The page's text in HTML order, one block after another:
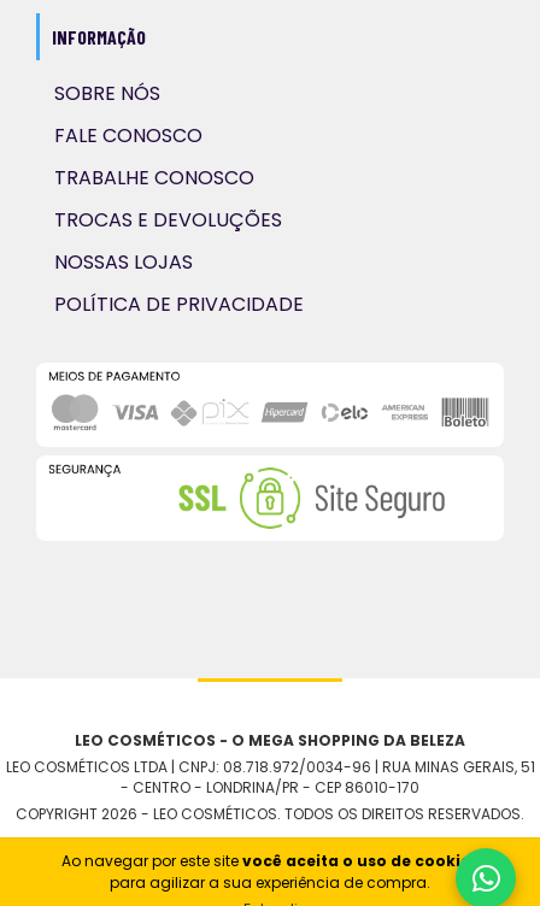
Ao navegar por este sitevocê aceita o uso de cookies
para agilizar a sua experiência de compra.
INFORMAÇÃO
SOBRE NÓS
FALE CONOSCO
TRABALHE CONOSCO
TROCAS E DEVOLUÇÕES
NOSSAS LOJAS
POLÍTICA DE PRIVACIDADE
LEO COSMÉTICOS - O MEGA SHOPPING DA BELEZA
LEO COSMÉTICOS LTDA | CNPJ: 08.718.972/0034-96 | RUA MINAS GERAIS, 51
- CENTRO - LONDRINA/PR - CEP 86010-170
COPYRIGHT 2026 - LEO COSMÉTICOS. TODOS OS DIREITOS RESERVADOS.